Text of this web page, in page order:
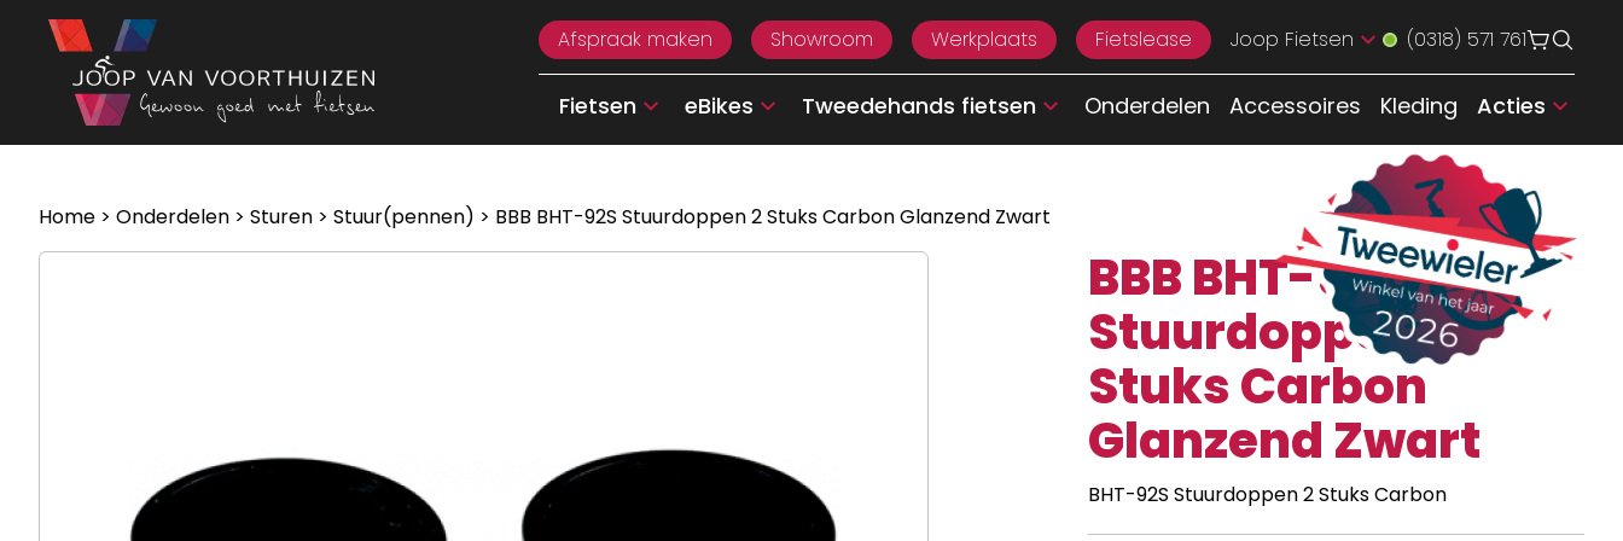
Ga naar de inhoud
Afspraak maken
Showroom Werkplaats Fietslease Joop Fietsen (0318) 571 761
Fietsen eBikes Tweedehands fietsen Onderdelen Accessoires Kleding Acties
Home > Onderdelen > Sturen > Stuur(pennen) > BBB BHT-92S Stuurdoppen 2 Stuks Carbon Glanzend Zwart
BBB BHT-92S
Stuurdoppen 2
Stuks Carbon
Glanzend Zwart
BHT-92S Stuurdoppen 2 Stuks Carbon